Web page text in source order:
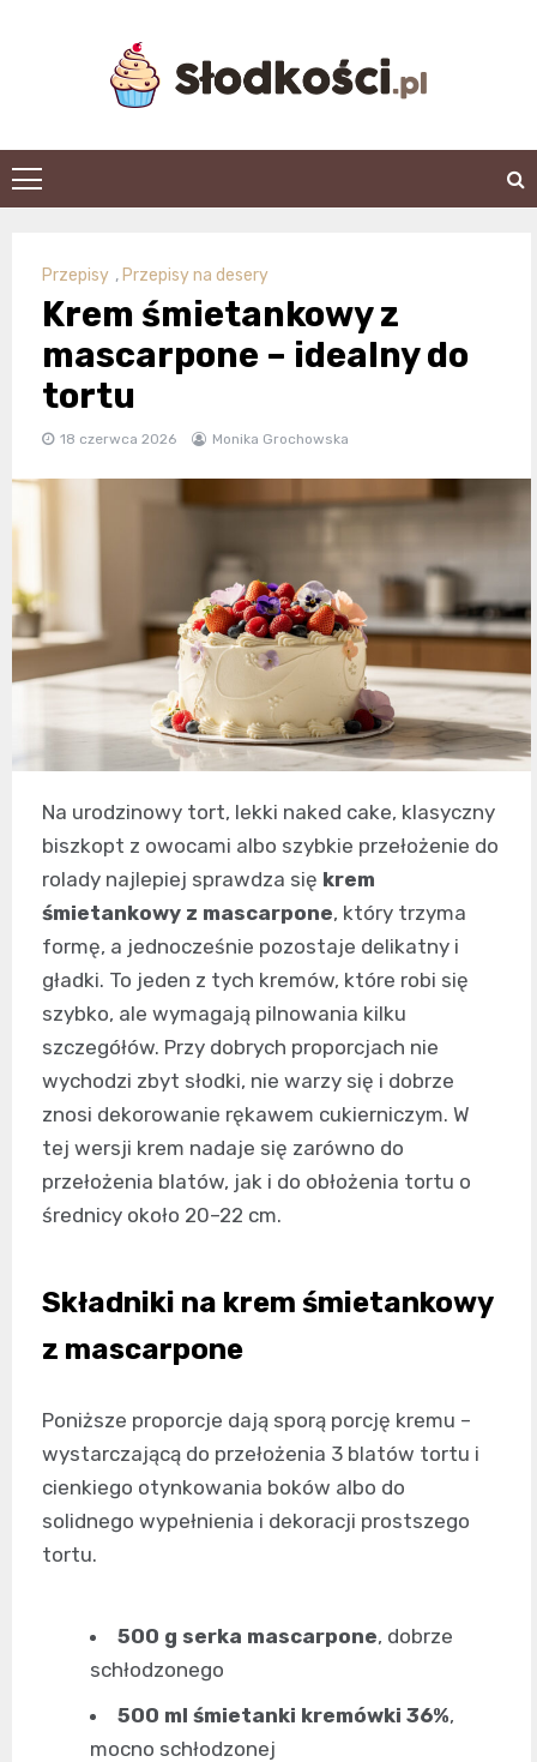
slodkosci.pl
Przepisy , Przepisy na desery
Krem śmietankowy z
mascarpone – idealny do
tortu
18 czerwca 2026 Monika Grochowska
Na urodzinowy tort, lekki naked cake, klasyczny
biszkopt z owocami albo szybkie przełożenie do
rolady najlepiej sprawdza się krem
śmietankowy z mascarpone, który trzyma
formę, a jednocześnie pozostaje delikatny i
gładki. To jeden z tych kremów, które robi się
szybko, ale wymagają pilnowania kilku
szczegółów. Przy dobrych proporcjach nie
wychodzi zbyt słodki, nie warzy się i dobrze
znosi dekorowanie rękawem cukierniczym. W
tej wersji krem nadaje się zarówno do
przełożenia blatów, jak i do obłożenia tortu o
średnicy około 20–22 cm.
Składniki na krem śmietankowy
z mascarpone
Poniższe proporcje dają sporą porcję kremu –
wystarczającą do przełożenia 3 blatów tortu i
cienkiego otynkowania boków albo do
solidnego wypełnienia i dekoracji prostszego
tortu.
500 g serka mascarpone, dobrze
schłodzonego
500 ml śmietanki kremówki 36%,
mocno schłodzonej